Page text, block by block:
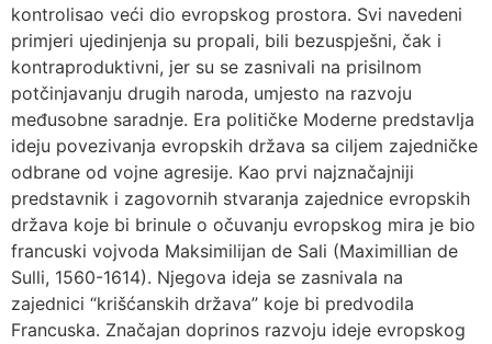
kontrolisao veći dio evropskog prostora. Svi navedeni
primjeri ujedinjenja su propali, bili bezuspješni, čak i
kontraproduktivni, jer su se zasnivali na prisilnom
potčinjavanju drugih naroda, umjesto na razvoju
međusobne saradnje. Era političke Moderne predstavlja
ideju povezivanja evropskih država sa ciljem zajedničke
odbrane od vojne agresije. Kao prvi najznačajniji
predstavnik i zagovornih stvaranja zajednice evropskih
država koje bi brinule o očuvanju evropskog mira je bio
francuski vojvoda Maksimilijan de Sali (Maximillian de
Sulli, 1560-1614). Njegova ideja se zasnivala na
zajednici “krišćanskih država” koje bi predvodila
Francuska. Značajan doprinos razvoju ideje evropskog